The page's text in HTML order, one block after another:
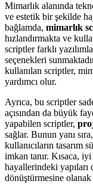
Mimarlık alanında
ve estetik bir şekilde
bağlamda, mimarlık
hızlandırmakta ve
scriptler farklı
seçenekleri
kullanılan scriptler,
yardımcı olur.
Ayrıca, bu scriptler
açısından da büyük
yapabilen scriptler,
sağlar. Bunun yanı
kullanıcıların tasarım
imkan tanır. Kısaca,
hayallerindeki yapıları
dönüştürmesine olanak